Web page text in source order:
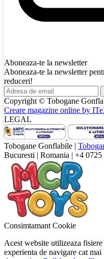
Aboneaza-te la newsletter
Aboneaza-te la newsletter
reduceri!
Copyright © Tobogane
Creare magazine online by
LEGAL
Tobogane Gonflabile |
Bucuresti | Romania | +4 0725
Consimtamant Cookie
Acest website utilizeaza
experienta de navigare cat